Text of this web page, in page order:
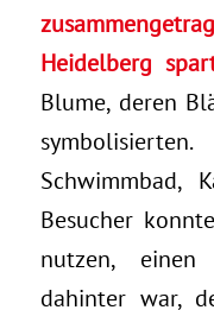
Heidelberg
Blume, deren
Schwimmbad,
Besucher
nutzen,
dahinter war,